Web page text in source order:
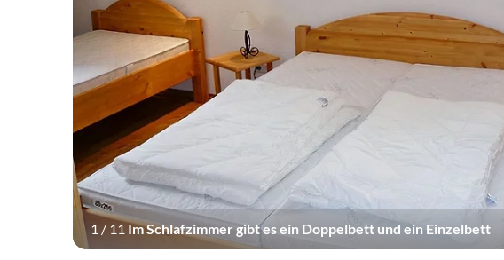
1 / 11 Im Schlafzimmer gibt es ein Doppelbett und ein Einzelbett